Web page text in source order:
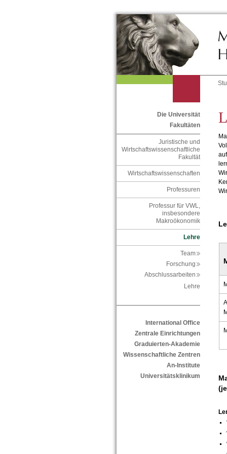
Die Universität
Fakultäten
Juristische und
Wirtschaftswissenschaftliche
Fakultät
Wirtschaftswissenschaften
Professuren
Professur für VWL,
insbesondere
Makroökonomik
Lehre
Team
Forschung
Abschlussarbeiten
Lehre
International Office
Zentrale Einrichtungen
Graduierten-Akademie
Wissenschaftliche Zentren
An-Institute
Universitätsklinikum